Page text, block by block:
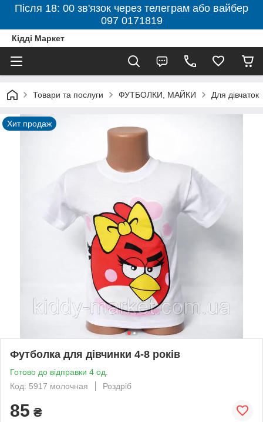
Після 18: 00 зв'язок через телеграм або вайбер
097 0171819
Кідді Маркет
Товари та послуги ФУТБОЛКИ, МАЙКИ Для дівчаток
Хит продаж
Футболка для дівчинки 4-8 років
Готово до відправки 4 од.
Код: 5917 молочная
Роздріб
85 ₴